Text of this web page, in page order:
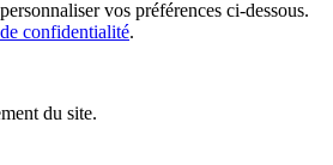
vos préférences ci-dessous.
confidentialité.
du site.